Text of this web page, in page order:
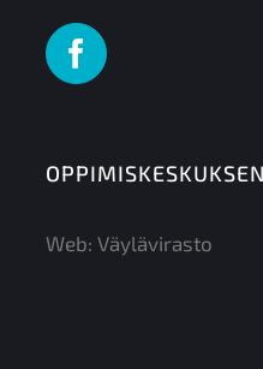
Web: Väylävirasto